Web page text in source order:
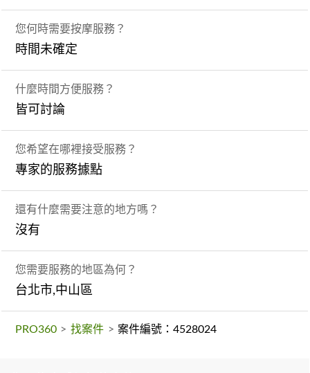
您何時需要按摩服務？
時間未確定
什麼時間方便服務？
皆可討論
您希望在哪裡接受服務？
專家的服務據點
還有什麼需要注意的地方嗎？
沒有
您需要服務的地區為何？
台北市,中山區
PRO360 > 找案件 > 案件編號：4528024